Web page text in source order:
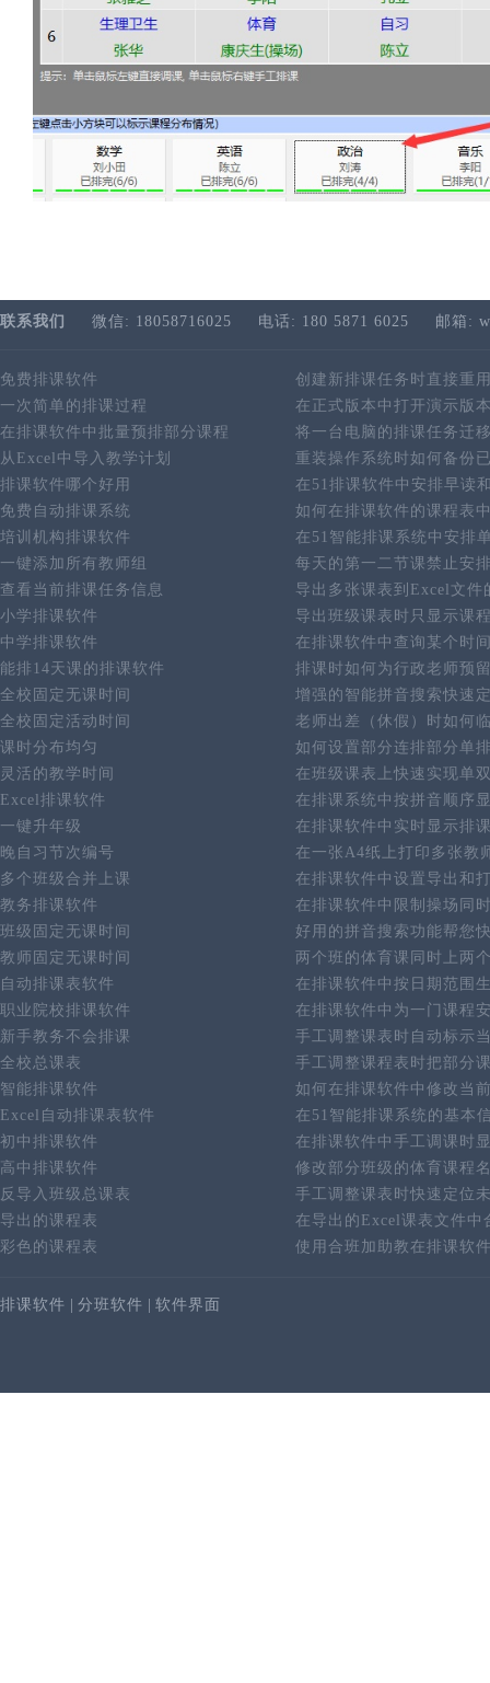
联系我们 微信: 18058716025 电话: 180 5871 6025 邮箱:
免费排课软件
创建新排课任务时直接重
一次简单的排课过程
在正式版本中打开演示版
在排课软件中批量预排部分课程
将一台电脑的排课任务迁
从Excel中导入教学计划
重装操作系统时如何备份
排课软件哪个好用
在51排课软件中安排早读
免费自动排课系统
如何在排课软件的课程表
培训机构排课软件
在51智能排课系统中安排
一键添加所有教师组
每天的第一二节课禁止安
查看当前排课任务信息
导出多张课表到Excel文件
小学排课软件
导出班级课表时只显示课
中学排课软件
在排课软件中查询某个时
能排14天课的排课软件
排课时如何为行政老师预
全校固定无课时间
增强的智能拼音搜索快速
全校固定活动时间
老师出差（休假）时如何
课时分布均匀
如何设置部分连排部分单
灵活的教学时间
在班级课表上快速实现单
Excel排课软件
在排课系统中按拼音顺序
一键升年级
在排课软件中实时显示排
晚自习节次编号
在一张A4纸上打印多张教
多个班级合并上课
在排课软件中设置导出和
教务排课软件
在排课软件中限制操场同
班级固定无课时间
好用的拼音搜索功能帮您
教师固定无课时间
两个班的体育课同时上两
自动排课表软件
在排课软件中按日期范围
职业院校排课软件
在排课软件中为一门课程
新手教务不会排课
手工调整课表时自动标示
全校总课表
手工调整课程表时把部分
智能排课软件
如何在排课软件中修改当
Excel自动排课表软件
在51智能排课系统的基本
初中排课软件
在排课软件中手工调课时
高中排课软件
修改部分班级的体育课程
反导入班级总课表
手工调整课表时快速定位
导出的课程表
在导出的Excel课表文件中
彩色的课程表
使用合班加助教在排课软
排课软件 分班软件 软件界面